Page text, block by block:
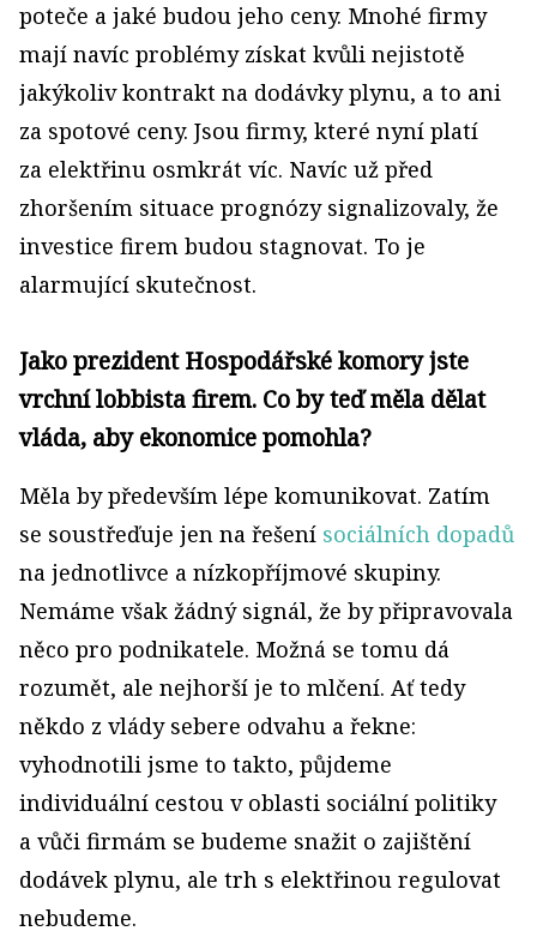
poteče a jaké budou jeho ceny. Mnohé firmy
mají navíc problémy získat kvůli nejistotě
jakýkoliv kontrakt na dodávky plynu, a to ani
za spotové ceny. Jsou firmy, které nyní platí
za elektřinu osmkrát víc. Navíc už před
zhoršením situace prognózy signalizovaly, že
investice firem budou stagnovat. To je
alarmující skutečnost.
Jako prezident Hospodářské komory jste
vrchní lobbista firem. Co by teď měla dělat
vláda, aby ekonomice pomohla?
Měla by především lépe komunikovat. Zatím
se soustřeďuje jen na řešení sociálních dopadů
na jednotlivce a nízkopříjmové skupiny.
Nemáme však žádný signál, že by připravovala
něco pro podnikatele. Možná se tomu dá
rozumět, ale nejhorší je to mlčení. Ať tedy
někdo z vlády sebere odvahu a řekne:
vyhodnotili jsme to takto, půjdeme
individuální cestou v oblasti sociální politiky
a vůči firmám se budeme snažit o zajištění
dodávek plynu, ale trh s elektřinou regulovat
nebudeme.